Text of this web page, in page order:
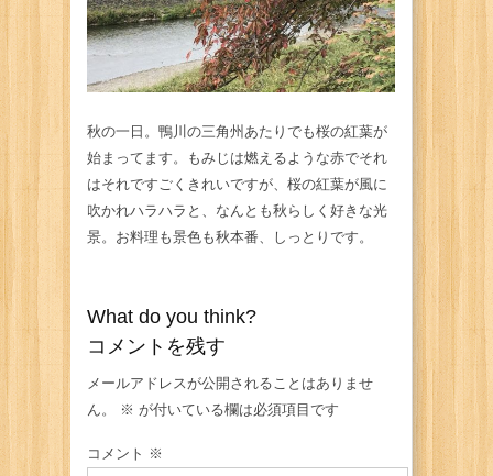
秋の一日。鴨川の三角州あたりでも桜の紅葉が
始まってます。もみじは燃えるような赤でそれ
はそれですごくきれいですが、桜の紅葉が風に
吹かれハラハラと、なんとも秋らしく好きな光
景。お料理も景色も秋本番、しっとりです。
What do you think?
コメントを残す
メールアドレスが公開されることはありませ
ん。
※ が付いている欄は必須項目です
コメント ※